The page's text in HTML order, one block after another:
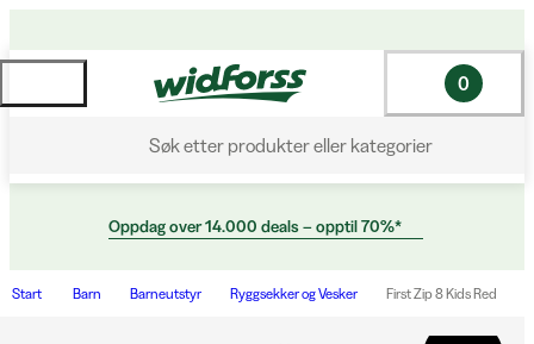
Søk etter produkter eller kategorier
0
Oppdag over 14.000 deals – opptil 70%*
Start Barn Barneutstyr Ryggsekker og Vesker First Zip 8 Kids Red